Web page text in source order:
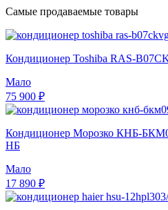
Самые продаваемые товары
Кондиционер Toshiba RAS-
Мало
75 900 ₽
Кондиционер Морозко КНБ-
НБ
Мало
17 890 ₽